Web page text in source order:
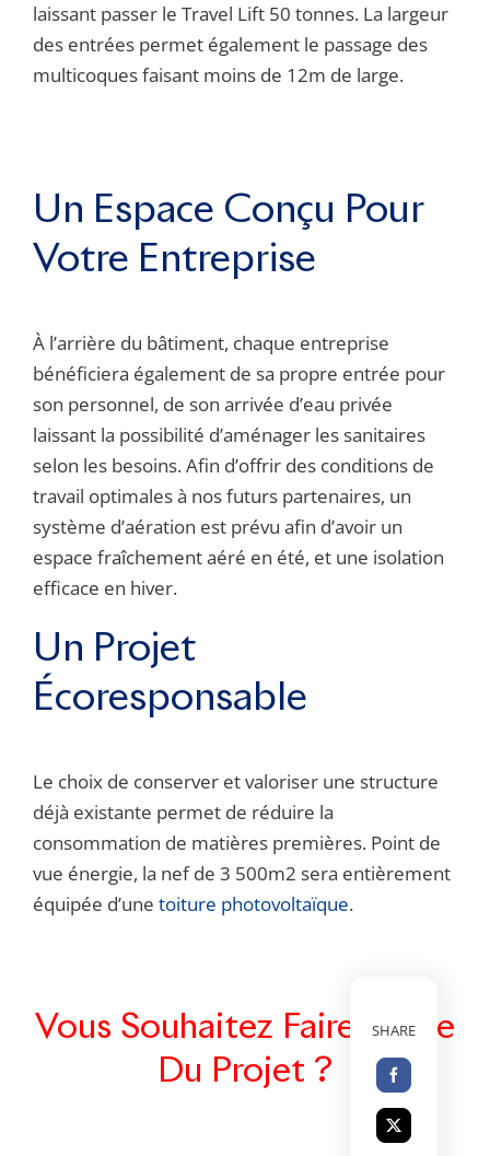
laissant passer le Travel Lift 50 tonnes. La largeur
des entrées permet également le passage des
multicoques faisant moins de 12m de large.
Un Espace Conçu Pour
Votre Entreprise
À l’arrière du bâtiment, chaque entreprise
bénéficiera également de sa propre entrée pour
son personnel, de son arrivée d’eau privée
laissant la possibilité d’aménager les sanitaires
selon les besoins. Afin d’offrir des conditions de
travail optimales à nos futurs partenaires, un
système d’aération est prévu afin d’avoir un
espace fraîchement aéré en été, et une isolation
efficace en hiver.
Un Projet
Écoresponsable
Le choix de conserver et valoriser une structure
déjà existante permet de réduire la
consommation de matières premières. Point de
vue énergie, la nef de 3 500m2 sera entièrement
équipée d’une toiture photovoltaïque.
Vous Souhaitez Faire Partie
Du Projet ?
SHARE